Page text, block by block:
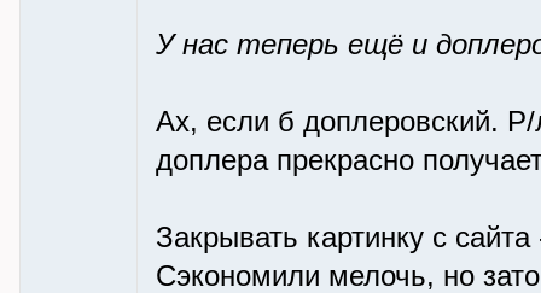
У нас теперь ещё и
Ах, если б доплеровский. Р/
доплера прекрасно
Закрывать картинку с
Сэкономили мелочь, но